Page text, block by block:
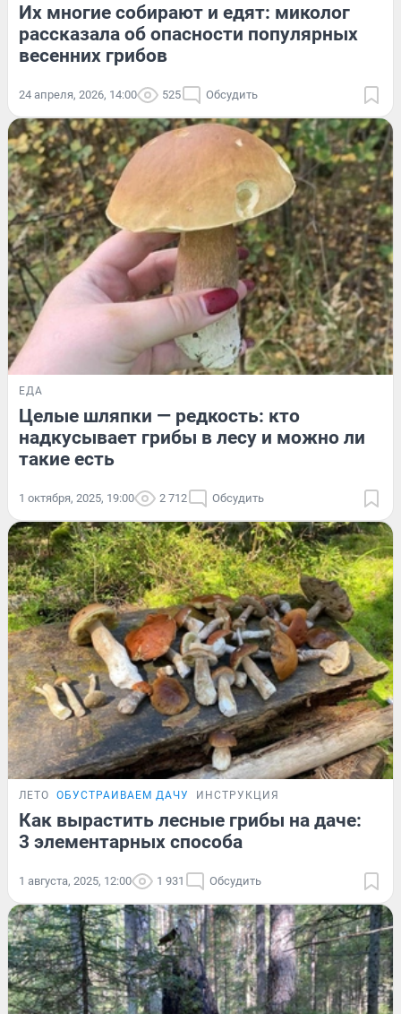
Их многие собирают и едят: миколог
рассказала об опасности популярных
весенних грибов
24 апреля, 2026, 14:00 525 Обсудить
ЕДА
Целые шляпки — редкость: кто
надкусывает грибы в лесу и можно ли
такие есть
1 октября, 2025, 19:00 2 712 Обсудить
ЛЕТО ОБУСТРАИВАЕМ ДАЧУ ИНСТРУКЦИЯ
Как вырастить лесные грибы на даче:
3 элементарных способа
1 августа, 2025, 12:00 1 931 Обсудить